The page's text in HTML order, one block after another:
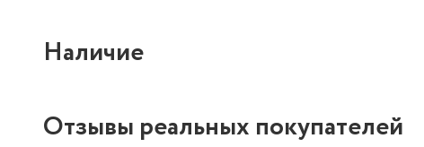
Наличие
Отзывы реальных покупателей